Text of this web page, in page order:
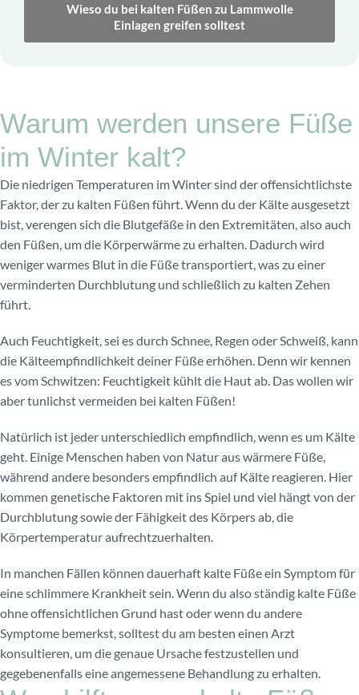
Wieso du bei kalten Füßen zu Lammwolle
Einlagen greifen solltest
Warum werden unsere Füße
im Winter kalt?
Die niedrigen Temperaturen im Winter sind der offensichtlichste
Faktor, der zu kalten Füßen führt. Wenn du der Kälte ausgesetzt
bist, verengen sich die Blutgefäße in den Extremitäten, also auch
den Füßen, um die Körperwärme zu erhalten. Dadurch wird
weniger warmes Blut in die Füße transportiert, was zu einer
verminderten Durchblutung und schließlich zu kalten Zehen
führt.
Auch Feuchtigkeit, sei es durch Schnee, Regen oder Schweiß, kann
die Kälteempfindlichkeit deiner Füße erhöhen. Denn wir kennen
es vom Schwitzen: Feuchtigkeit kühlt die Haut ab. Das wollen wir
aber tunlichst vermeiden bei kalten Füßen!
Natürlich ist jeder unterschiedlich empfindlich, wenn es um Kälte
geht. Einige Menschen haben von Natur aus wärmere Füße,
während andere besonders empfindlich auf Kälte reagieren. Hier
kommen genetische Faktoren mit ins Spiel und viel hängt von der
Durchblutung sowie der Fähigkeit des Körpers ab, die
Körpertemperatur aufrechtzuerhalten.
In manchen Fällen können dauerhaft kalte Füße ein Symptom für
eine schlimmere Krankheit sein. Wenn du also ständig kalte Füße
ohne offensichtlichen Grund hast oder wenn du andere
Symptome bemerkst, solltest du am besten einen Arzt
konsultieren, um die genaue Ursache festzustellen und
gegebenenfalls eine angemessene Behandlung zu erhalten.